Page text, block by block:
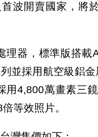
波開賣國家，將
理器，標準版搭載
並採用航空級鋁
用4,800萬畫素三
等效照片。